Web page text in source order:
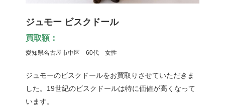
ジュモー ビスクドール
買取額：
愛知県名古屋市中区 60代 女性
ジュモーのビスクドールをお買取りさせていただきま
した。19世紀のビスクドールは特に価値が高くなって
います。